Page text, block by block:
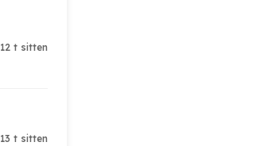
12 t sitten
13 t sitten